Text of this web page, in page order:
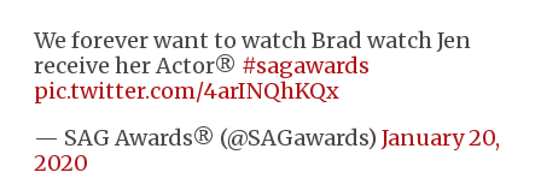
We forever want to watch Brad watch Jen
receive her Actor® #sagawards
pic.twitter.com/4arINQhKQx
— SAG Awards® (@SAGawards) January 20,
2020